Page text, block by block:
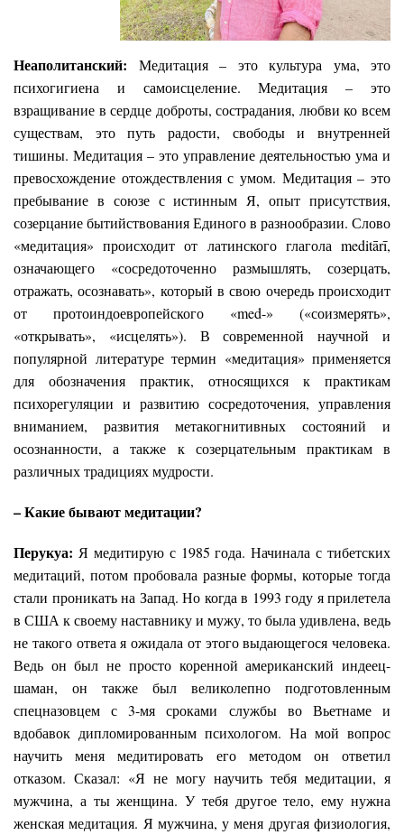
Неаполитанский: Медитация – это культура ума, это
психогигиена и самоисцеление. Медитация – это
взращивание в сердце доброты, сострадания, любви ко всем
существам, это путь радости, свободы и внутренней
тишины. Медитация – это управление деятельностью ума и
превосхождение отождествления с умом. Медитация – это
пребывание в союзе с истинным Я, опыт присутствия,
созерцание бытийствования Единого в разнообразии. Слово
«медитация» происходит от латинского глагола meditārī,
означающего «сосредоточенно размышлять, созерцать,
отражать, осознавать», который в свою очередь происходит
от протоиндоевропейского «med-» («соизмерять»,
«открывать», «исцелять»). В современной научной и
популярной литературе термин «медитация» применяется
для обозначения практик, относящихся к практикам
психорегуляции и развитию сосредоточения, управления
вниманием, развития метакогнитивных состояний и
осознанности, а также к созерцательным практикам в
различных традициях мудрости.
– Какие бывают медитации?
Перукуа: Я медитирую с 1985 года. Начинала с тибетских
медитаций, потом пробовала разные формы, которые тогда
стали проникать на Запад. Но когда в 1993 году я прилетела
в США к своему наставнику и мужу, то была удивлена, ведь
не такого ответа я ожидала от этого выдающегося человека.
Ведь он был не просто коренной американский индеец-
шаман, он также был великолепно подготовленным
спецназовцем с 3-мя сроками службы во Вьетнаме и
вдобавок дипломированным психологом. На мой вопрос
научить меня медитировать его методом он ответил
отказом. Сказал: «Я не могу научить тебя медитации, я
мужчина, а ты женщина. У тебя другое тело, ему нужна
женская медитация. Я мужчина, у меня другая физиология,